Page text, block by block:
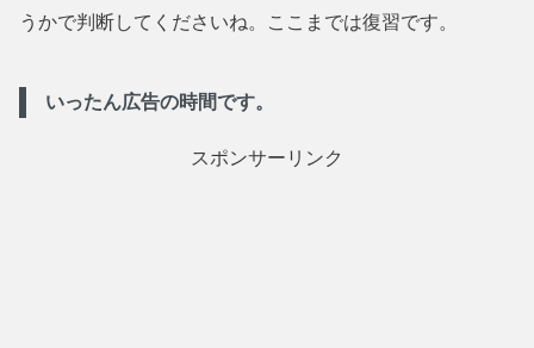
うかで判断してくださいね。ここまでは復習です。
いったん広告の時間です。
スポンサーリンク